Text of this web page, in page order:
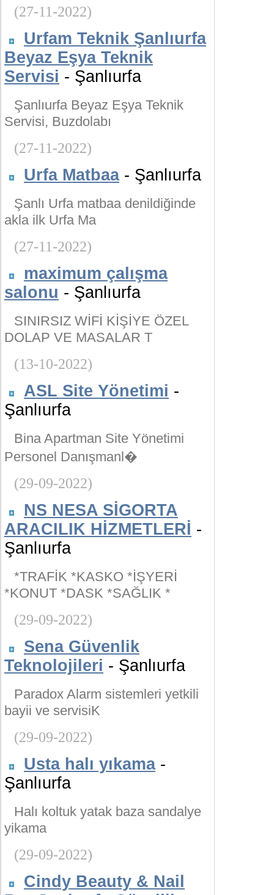
(27-11-2022)
Urfam Teknik Şanlıurfa
Beyaz Eşya Teknik
Servisi - Şanlıurfa
Şanlıurfa Beyaz Eşya Teknik
Servisi, Buzdolabı
(27-11-2022)
Urfa Matbaa- Şanlıurfa
Şanlı Urfa matbaa denildiğinde
akla ilk Urfa Ma
(27-11-2022)
maximum çalışma
salonu - Şanlıurfa
SINIRSIZ WİFİ KİŞİYE ÖZEL
DOLAP VE MASALAR T
(13-10-2022)
ASL Site Yönetimi -
Şanlıurfa
Bina Apartman Site Yönetimi
Personel Danışmanl�
(29-09-2022)
NS NESA SİGORTA
ARACILIK HİZMETLERİ -
Şanlıurfa
*TRAFİK *KASKO *İŞYERİ
*KONUT *DASK *SAĞLIK *
(29-09-2022)
Sena Güvenlik
Teknolojileri - Şanlıurfa
Paradox Alarm sistemleri yetkili
bayii ve servisiK
(29-09-2022)
Usta halı yıkama-
Şanlıurfa
Halı koltuk yatak baza sandalye
yikama
(29-09-2022)
Cindy Beauty & Nail